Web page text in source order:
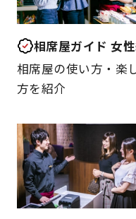
相席屋ガイド 女
相席屋の使い方・楽
方を紹介